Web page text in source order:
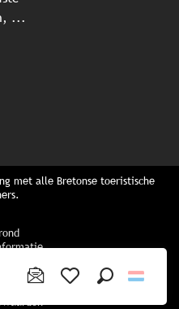
...
met alle Bretonse toeristische